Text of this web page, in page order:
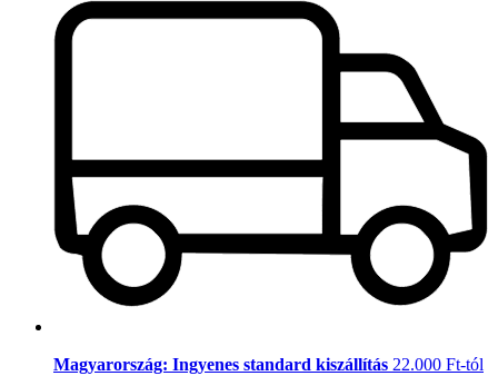
Magyarország: Ingyenes standard kiszállítás 22.000 Ft-tól